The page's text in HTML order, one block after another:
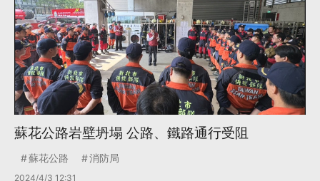
蘇花公路岩壁坍塌 公路、鐵路通行受阻
蘇花公路 消防局
2024/4/3 12:31